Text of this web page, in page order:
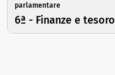
parlamentare
6ª - Finanze e tesoro